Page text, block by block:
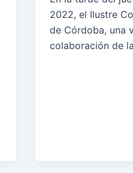
2022, el Ilustre
de Córdoba, una
colaboración de